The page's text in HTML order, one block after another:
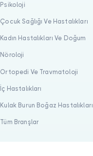
Psikoloji
Çocuk Sağlığı Ve Hastalıkları
Kadın Hastalıkları Ve Doğum
Nöroloji
Ortopedi Ve Travmatoloji
İç Hastalıkları
Kulak Burun Boğaz Hastalıkları
Tüm Branşlar